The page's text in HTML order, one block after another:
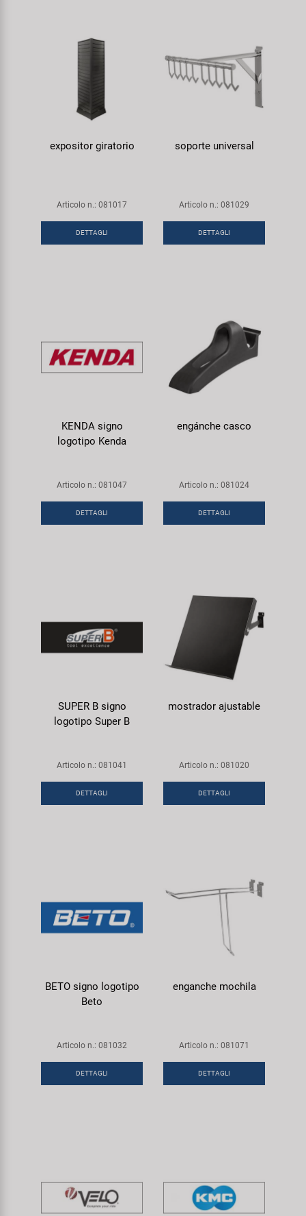
expositor giratorio
Articolo n.: 081017
DETTAGLI
soporte universal
Articolo n.: 081029
DETTAGLI
KENDA signo
logotipo Kenda
Articolo n.: 081047
DETTAGLI
engánche casco
Articolo n.: 081024
DETTAGLI
SUPER B signo
logotipo Super B
Articolo n.: 081041
DETTAGLI
mostrador ajustable
Articolo n.: 081020
DETTAGLI
BETO signo logotipo
Beto
Articolo n.: 081032
DETTAGLI
enganche mochila
Articolo n.: 081071
DETTAGLI